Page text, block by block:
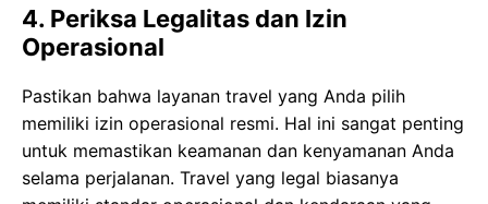
4. Periksa Legalitas dan Izin
Operasional
Pastikan bahwa layanan travel yang Anda pilih
memiliki izin operasional resmi. Hal ini sangat penting
untuk memastikan keamanan dan kenyamanan Anda
selama perjalanan. Travel yang legal biasanya